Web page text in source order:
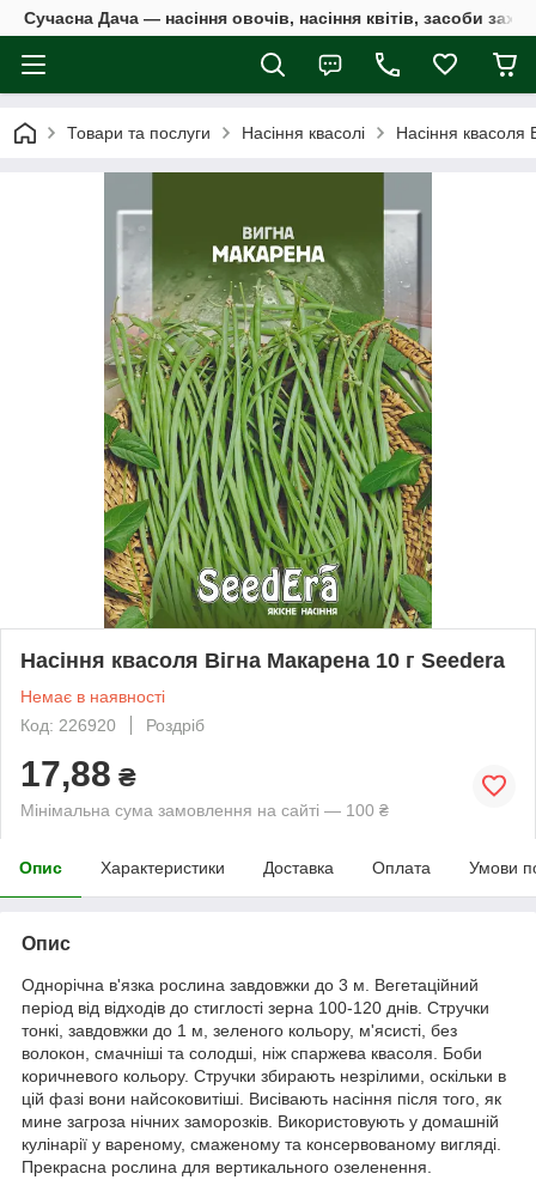
Сучасна Дача — насіння овочів, насіння квітів, засоби
Товари та послуги Насіння квасолі Насіння квасоля
Насіння квасоля Вігна Макарена 10 г Seedera
Немає в наявності
Код: 226920
Роздріб
17,88 ₴
Мінімальна сума замовлення на сайті — 100 ₴
Опис Характеристики Доставка Оплата Умови
Опис
Однорічна в'язка рослина завдовжки до 3 м. Вегетаційний
період від відходів до стиглості зерна 100-120 днів. Стручки
тонкі, завдовжки до 1 м, зеленого кольору, м'ясисті, без
волокон, смачніші та солодші, ніж спаржева квасоля. Боби
коричневого кольору. Стручки збирають незрілими, оскільки в
цій фазі вони найсоковитіші. Висівають насіння після того, як
мине загроза нічних заморозків. Використовують у домашній
кулінарії у вареному, смаженому та консервованому вигляді.
Прекрасна рослина для вертикального озеленення.